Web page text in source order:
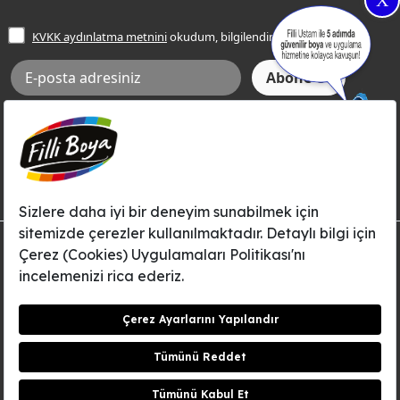
Frezya Rengi
Bilgi Toplumu Hizmetleri
İnternet Sitesi Kullanım Koşulları
KVKK Talep Formu
KVKK Aydınlatma Metni
KVKK aydınlatma metniniokudum, bilgilendim.
Aksi tarafımca bildirilene dek, Betek Boya ve Kimya Sanayi A.Ş.'nin
Filli Boya dahil tüm markaları ile ilgili kampanya, duyuru, hizmetler ve
tanıtım faaliyetleri vb. ile ilgili olarak e-posta yoluyla şahsıma
© Filli Boya 2026. Tüm Hakları Saklıdır.